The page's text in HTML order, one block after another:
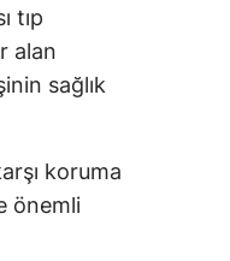
tıp
alan
sağlık
koruma
önemli